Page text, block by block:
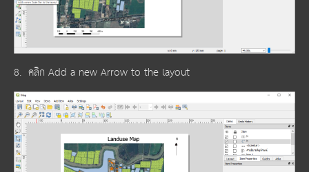
8. คลิก Add a new Arrow to the layout